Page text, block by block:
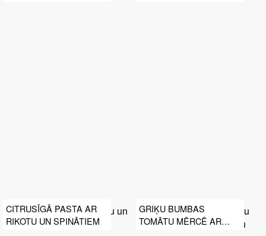
CITRUSĪGĀ PASTA AR
RIKOTU UN SPINĀTIEM
GRIĶU BUMBAS
TOMĀTU MĒRCĒ AR